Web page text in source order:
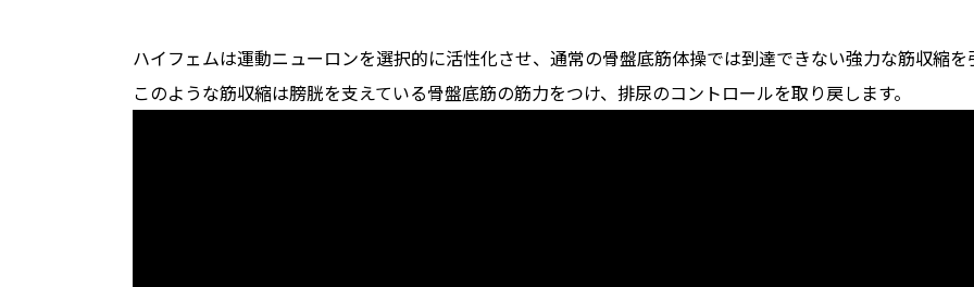
ハイフェムは運動ニューロンを選択的に活性化させ、通常の骨盤底筋体操では到達できない強力な筋収縮を
このような筋収縮は膀胱を支えている骨盤底筋の筋力をつけ、排尿のコントロールを取り戻します。